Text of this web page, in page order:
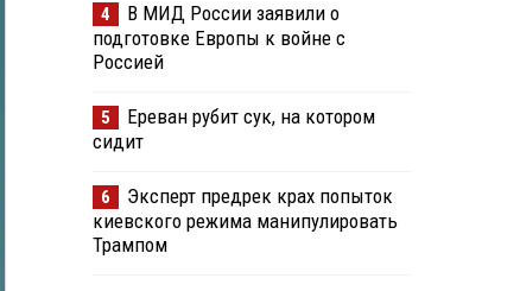
4
В МИД России заявили о
подготовке Европы к войне с
Россией
5
Ереван рубит сук, на котором
сидит
6
Эксперт предрек крах попыток
киевского режима манипулировать
Трампом